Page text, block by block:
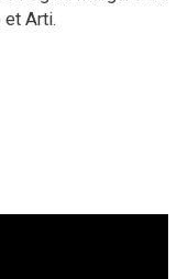
et Arti.